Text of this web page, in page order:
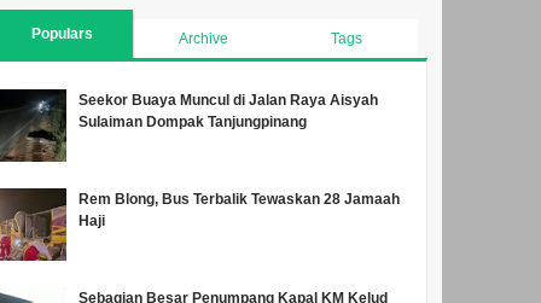
Populars Archive Tags
Seekor Buaya Muncul di Jalan Raya Aisyah
Sulaiman Dompak Tanjungpinang
Rem Blong, Bus Terbalik Tewaskan 28 Jamaah
Haji
Sebagian Besar Penumpang Kapal KM Kelud